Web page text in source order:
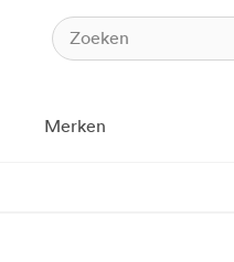
Merken